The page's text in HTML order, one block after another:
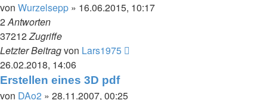
von Wurzelsepp » 16.06.2015, 10:17
2Antworten
37212Zugriffe
Letzter Beitragvon Lars1975
26.02.2018, 14:06
Erstellen eines 3D pdf
von DAo2 » 28.11.2007, 00:25